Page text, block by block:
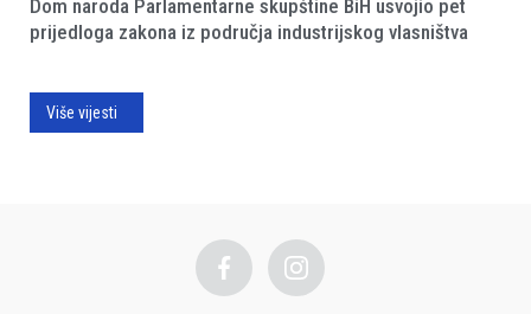
Dom naroda Parlamentarne skupštine BiH usvojio pet
prijedloga zakona iz područja industrijskog vlasništva
Više vijesti